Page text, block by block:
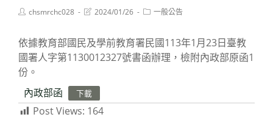
Postchsmrchc028
Post2024/01/26
Post一般公告
依據教育部國民及學前教育署民國113年1月23日臺教
國署人字第1130012327號書函辦理，檢附內政部原函1
份。
內政部函
下載
Post Views: 164